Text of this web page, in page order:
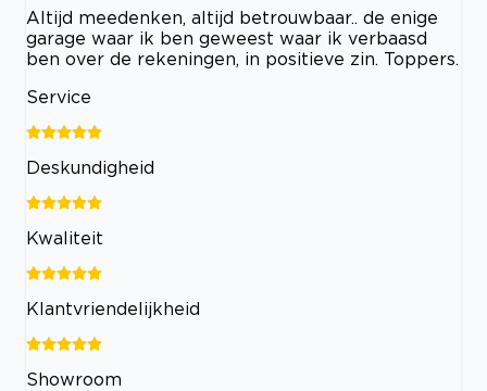
Altijd meedenken, altijd betrouwbaar.. de enige
garage waar ik ben geweest waar ik verbaasd
ben over de rekeningen, in positieve zin. Toppers.
Service
Deskundigheid
Kwaliteit
Klantvriendelijkheid
Showroom